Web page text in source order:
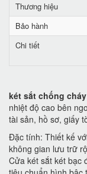
Thương hiệu
Bảo hành
Chi tiết
két sắt chống
nhiệt độ cao bên
tài sản, hồ sơ, giấy
Đặc tính: Thiết kế
không gian lưu trữ
Cửa két sắt két bạc